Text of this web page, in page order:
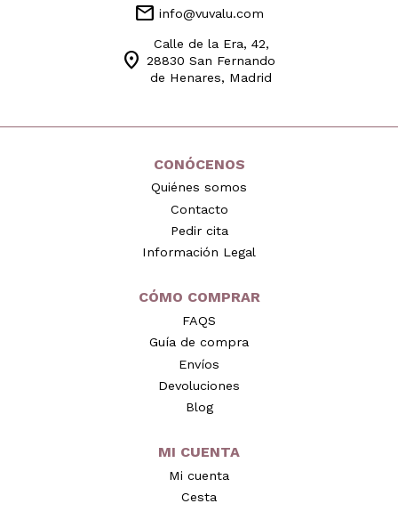
mail info@vuvalu.com
location_on
Calle de la Era, 42,
28830 San Fernando
de Henares, Madrid
CONÓCENOS
Quiénes somos
Contacto
Pedir cita
Información Legal
CÓMO COMPRAR
FAQS
Guía de compra
Envíos
Devoluciones
Blog
MI CUENTA
Mi cuenta
Cesta